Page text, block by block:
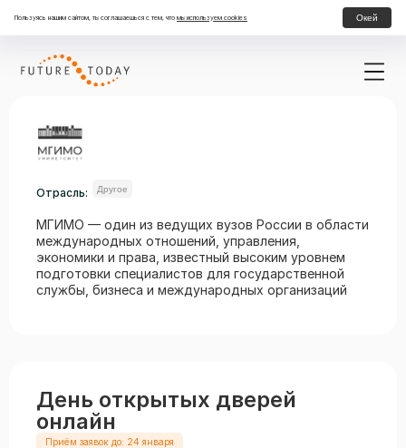
Пользуясь нашим сайтом, ты соглашаешься с тем, что мы используем cookies Окей
Отрасль: Другое
МГИМО — один из ведущих вузов России в области
международных отношений, управления,
экономики и права, известный высоким уровнем
подготовки специалистов для государственной
службы, бизнеса и международных организаций
День открытых дверей
онлайн
Приём заявок до: 24 января